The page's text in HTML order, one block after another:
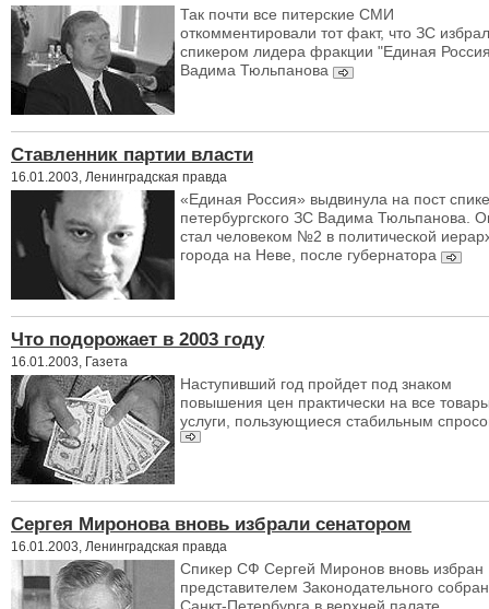
Так почти все питерские СМИ
откомментировали тот факт, что ЗС избрал
спикером лидера фракции "Единая
Вадима Тюльпанова
Ставленник партии власти
16.01.2003, Ленинградская правда
«Единая Россия» выдвинула на пост
петербургского ЗС Вадима Тюльпанова.
стал человеком №2 в политической
города на Неве, после губернатора
Что подорожает в 2003 году
16.01.2003, Газета
Наступивший год пройдет под знаком
повышения цен практически на все
услуги, пользующиеся стабильным
Сергея Миронова вновь избрали сенатором
16.01.2003, Ленинградская правда
Спикер СФ Сергей Миронов вновь избран
представителем Законодательного